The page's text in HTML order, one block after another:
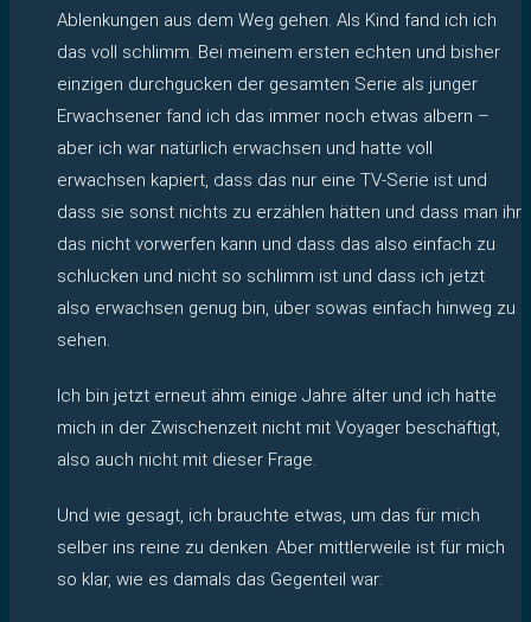
Ablenkungen aus dem Weg gehen. Als Kind fand ich ich
das voll schlimm. Bei meinem ersten echten und bisher
einzigen durchgucken der gesamten Serie als junger
Erwachsener fand ich das immer noch etwas albern –
aber ich war natürlich erwachsen und hatte voll
erwachsen kapiert, dass das nur eine TV-Serie ist und
dass sie sonst nichts zu erzählen hätten und dass man ihr
das nicht vorwerfen kann und dass das also einfach zu
schlucken und nicht so schlimm ist und dass ich jetzt
also erwachsen genug bin, über sowas einfach hinweg zu
sehen.
Ich bin jetzt erneut ähm einige Jahre älter und ich hatte
mich in der Zwischenzeit nicht mit Voyager beschäftigt,
also auch nicht mit dieser Frage.
Und wie gesagt, ich brauchte etwas, um das für mich
selber ins reine zu denken. Aber mittlerweile ist für mich
so klar, wie es damals das Gegenteil war: